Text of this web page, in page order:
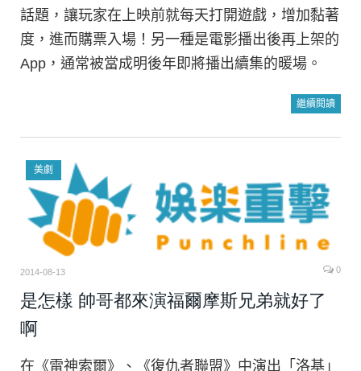
話題，讓玩家在上映前就每天打開遊戲，增加黏著
度，進而購票入場！另一種是電影播出後再上架的
App，通常被當成明後年即將播出續集的暖場。
繼續閱讀
美劇
2014-08-13 0
是怎樣 帥哥都來演福爾摩斯兄弟就好了
啊
在《雷神索爾》、《復仇者聯盟》中演出「洛基」